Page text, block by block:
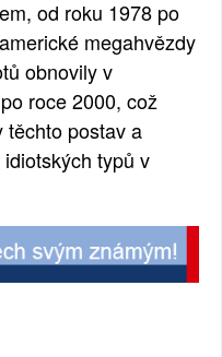
od roku 1978 po
megahvězdy
obnovily v
roce 2000, což
těchto postav a
typů v